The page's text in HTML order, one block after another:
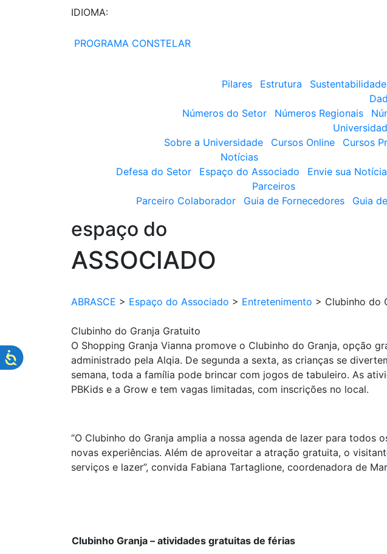
IDIOMA:
PROGRAMA CONSTELAR
Pilares
Estrutura Sustentabilidade
Números do Setor
Números Regionais
Sobre a Universidade
Cursos Online Cursos
Notícias
Defesa do Setor
Espaço do Associado Envie sua Notícia
Parceiros
Parceiro Colaborador
Guia de Fornecedores Guia
espaço do
ASSOCIADO
ABRASCE > Espaço do Associado > Entretenimento > Clubinho do
Clubinho do Granja Gratuito
O Shopping Granja Vianna promove o Clubinho do Granja, opção
administrado pela Alqia. De segunda a sexta, as crianças se
semana, toda a família pode brincar com jogos de tabuleiro. As
PBKids e a Grow e tem vagas limitadas, com inscrições no local.
“O Clubinho do Granja amplia a nossa agenda de lazer para
novas experiências. Além de aproveitar a atração gratuita, o
serviços e lazer”, convida Fabiana Tartaglione, coordenadora de
Clubinho Granja – atividades gratuitas de férias